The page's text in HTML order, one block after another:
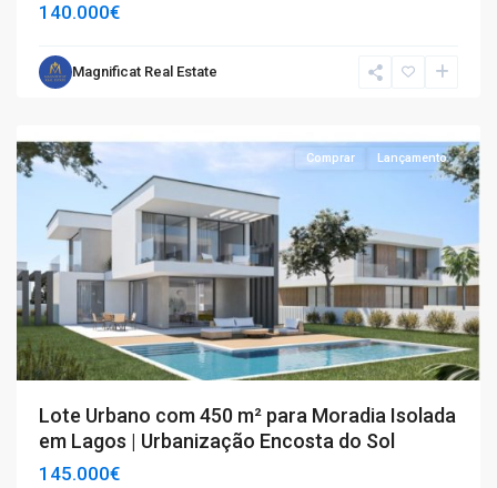
140.000€
Magnificat Real Estate
Comprar Lançamento
Lote Urbano com 450 m² para Moradia Isolada
em Lagos | Urbanização Encosta do Sol
145.000€